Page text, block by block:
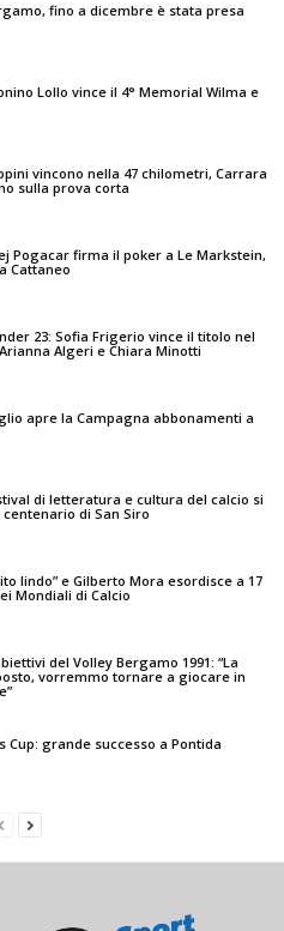
fino a dicembre è stata presa
Lollo vince il 4° Memorial Wilma e
vincono nella 47 chilometri, Carrara
sulla prova corta
Pogacar firma il poker a Le Markstein,
Cattaneo
23: Sofia Frigerio vince il titolo nel
Algeri e Chiara Minotti
apre la Campagna abbonamenti a
di letteratura e cultura del calcio si
di San Siro
lindo” e Gilberto Mora esordisce a 17
Mondiali di Calcio
del Volley Bergamo 1991: “La
vorremmo tornare a giocare in
Cup: grande successo a Pontida